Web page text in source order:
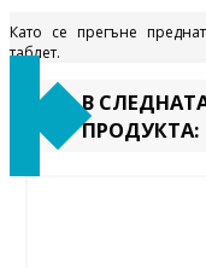
Като се прегъне
таблет.
В
ПРОДУКТА: